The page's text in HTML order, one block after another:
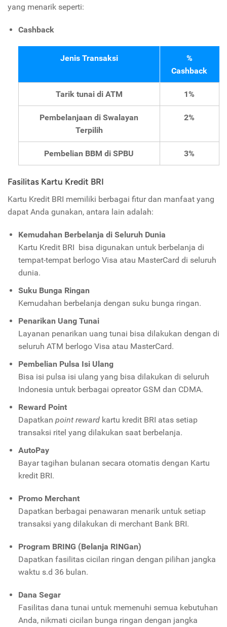
yang menarik seperti:
Cashback
Jenis Transaksi
%
Cashback
Tarik tunai di ATM 1%
Pembelanjaan di Swalayan
Terpilih
2%
Pembelian BBM di SPBU 3%
Fasilitas Kartu Kredit BRI
Kartu Kredit BRI memiliki berbagai fitur dan manfaat yang
dapat Anda gunakan, antara lain adalah:
Kemudahan Berbelanja di Seluruh Dunia
Kartu Kredit BRI bisa digunakan untuk berbelanja di
tempat-tempat berlogo Visa atau MasterCard di seluruh
dunia.
Suku Bunga Ringan
Kemudahan berbelanja dengan suku bunga ringan.
Penarikan Uang Tunai
Layanan penarikan uang tunai bisa dilakukan dengan di
seluruh ATM berlogo Visa atau MasterCard.
Pembelian Pulsa Isi Ulang
Bisa isi pulsa isi ulang yang bisa dilakukan di seluruh
Indonesia untuk berbagai opreator GSM dan CDMA.
Reward Point
Dapatkan point reward kartu kredit BRI atas setiap
transaksi ritel yang dilakukan saat berbelanja.
AutoPay
Bayar tagihan bulanan secara otomatis dengan Kartu
kredit BRI.
Promo Merchant
Dapatkan berbagai penawaran menarik untuk setiap
transaksi yang dilakukan di merchant Bank BRI.
Program BRING (Belanja RINGan)
Dapatkan fasilitas cicilan ringan dengan pilihan jangka
waktu s.d 36 bulan.
Dana Segar
Fasilitas dana tunai untuk memenuhi semua kebutuhan
Anda, nikmati cicilan bunga ringan dengan jangka